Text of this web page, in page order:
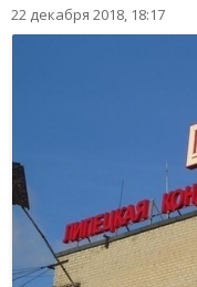
22 декабря 2018, 18:17